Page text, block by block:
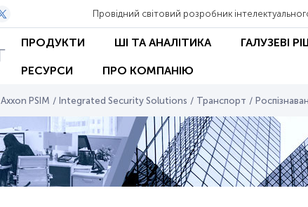
Провідний світовий розробник
ПРОДУКТИ ШІ ТА АНАЛІТИКА ГАЛУЗЕВІ
РЕСУРСИ ПРО КОМПАНІЮ
Axxon PSIM / Integrated Security Solutions / Транспорт /